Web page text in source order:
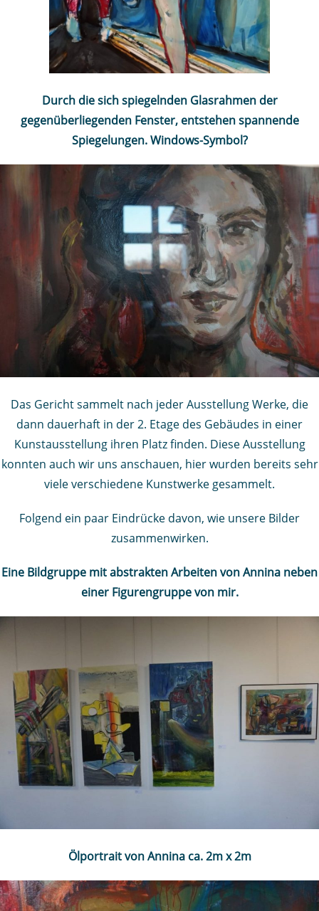
Durch die sich spiegelnden Glasrahmen der
gegenüberliegenden Fenster, entstehen spannende
Spiegelungen. Windows-Symbol?
Das Gericht sammelt nach jeder Ausstellung Werke, die
dann dauerhaft in der 2. Etage des Gebäudes in einer
Kunstausstellung ihren Platz finden. Diese Ausstellung
konnten auch wir uns anschauen, hier wurden bereits sehr
viele verschiedene Kunstwerke gesammelt.
Folgend ein paar Eindrücke davon, wie unsere Bilder
zusammenwirken.
Eine Bildgruppe mit abstrakten Arbeiten von Annina neben
einer Figurengruppe von mir.
Ölportrait von Annina ca. 2m x 2m